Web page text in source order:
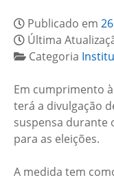
Publicado em
Última
Categoria
Em cumprimento
terá a divulgação
suspensa durante
para as eleições.
A medida tem